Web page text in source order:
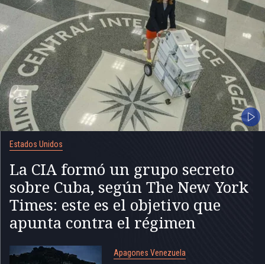
Estados Unidos
La CIA formó un grupo secreto
sobre Cuba, según The New York
Times: este es el objetivo que
apunta contra el régimen
Apagones Venezuela